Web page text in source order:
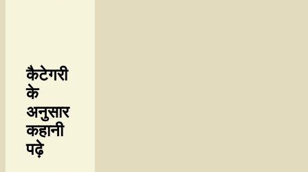
कैटेगरी
के
अनुसार
कहानी
पढ़े